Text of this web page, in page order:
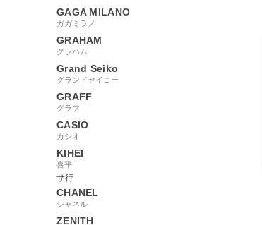
GAGA MILANO
ガガミラノ
GRAHAM
グラハム
Grand Seiko
グランドセイコー
GRAFF
グラフ
CASIO
カシオ
KIHEI
喜平
サ行
CHANEL
シャネル
ZENITH